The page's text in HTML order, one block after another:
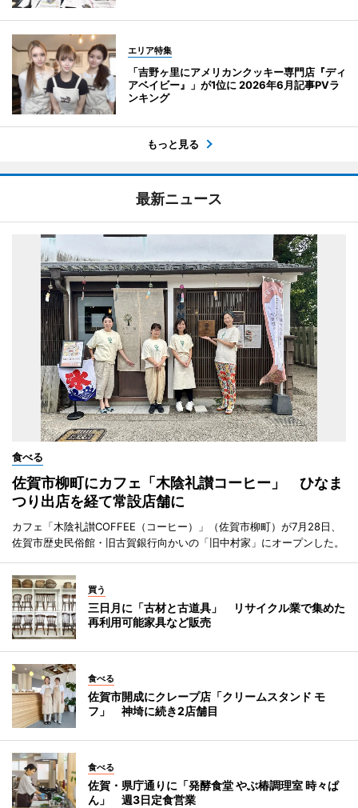
エリア特集
「吉野ヶ里にアメリカンクッキー専門店『ディ
アベイビー』」が1位に 2026年6月記事PVラ
ンキング
もっと見る
最新ニュース
食べる
佐賀市柳町にカフェ「木陰礼讃コーヒー」 ひなま
つり出店を経て常設店舗に
カフェ「木陰礼讃COFFEE（コーヒー）」（佐賀市柳町）が7月28日、
佐賀市歴史民俗館・旧古賀銀行向かいの「旧中村家」にオープンした。
買う
三日月に「古材と古道具」 リサイクル業で集めた
再利用可能家具など販売
食べる
佐賀市開成にクレープ店「クリームスタンド モ
フ」 神埼に続き2店舗目
食べる
佐賀・県庁通りに「発酵食堂 やぶ椿調理室 時々ぱ
ん」 週3日定食営業